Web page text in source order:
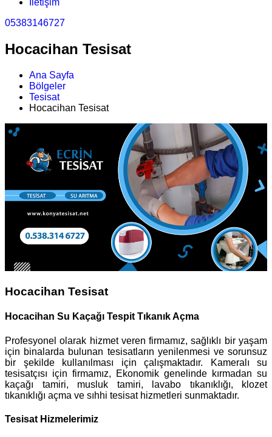
İletişim
05383146727
Hocacihan Tesisat
Ana Sayfa
Bölgeler
Tesisat
Hocacihan Tesisat
Hocacihan Tesisat
Hocacihan Su Kaçağı Tespit Tıkanık Açma
Profesyonel olarak hizmet veren firmamız, sağlıklı bir yaşam
için binalarda bulunan tesisatların yenilenmesi ve sorunsuz
bir şekilde kullanılması için çalışmaktadır. Kameralı su
tesisatçısı için firmamız, Ekonomik genelinde kırmadan su
kaçağı tamiri, musluk tamiri, lavabo tıkanıklığı, klozet
tıkanıklığı açma ve sıhhi tesisat hizmetleri sunmaktadır.
Tesisat Hizmelerimiz